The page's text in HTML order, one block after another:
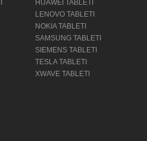
HUAWEI TABLETI
LENOVO TABLETI
NOKIA TABLETI
SAMSUNG TABLETI
SIEMENS TABLETI
TESLA TABLETI
XWAVE TABLETI